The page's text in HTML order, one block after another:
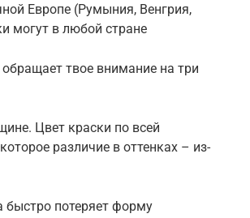
Европе (Румыния, Венгрия,
могут в любой стране
твое внимание на три
Цвет краски по всей
различие в оттенках – из-
потеряет форму